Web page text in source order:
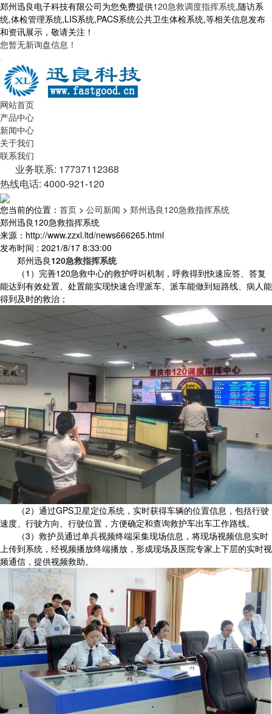
郑州迅良电子科技有限公司为您免费提供120急救调度指挥系统,随访系
统,体检管理系统,LIS系统,PACS系统公共卫生体检系统,等相关信息发布
和资讯展示，敬请关注！
您暂无新询盘信息！
网站首页
产品中心
新闻中心
关于我们
联系我们
业务联系: 17737112368
热线电话: 4000-921-120
您当前的位置： 首页 > 公司新闻 > 郑州迅良120急救指挥系统
郑州迅良120急救指挥系统
来源：http://www.zzxl.ltd/news666265.html
发布时间 : 2021/8/17 8:33:00
郑州迅良120急救指挥系统
（1）完善120急救中心的救护呼叫机制，呼救得到快速应答、答复
能达到有效处置、处置能实现快速合理派车、派车能做到短路线、病人能
得到及时的救治；
（2）通过GPS卫星定位系统，实时获得车辆的位置信息，包括行驶
速度、行驶方向、行驶位置，方便确定和查询救护车出车工作路线。
（3）救护员通过单兵视频终端采集现场信息，将现场视频信息实时
上传到系统，经视频播放终端播放，形成现场及医院专家上下层的实时视
频通信，提供视频救助。